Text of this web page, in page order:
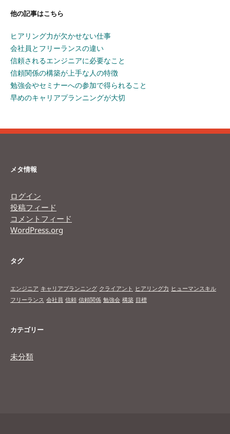
他の記事はこちら
ヒアリング力が欠かせない仕事
会社員とフリーランスの違い
信頼されるエンジニアに必要なこと
信頼関係の構築が上手な人の特徴
勉強会やセミナーへの参加で得られること
早めのキャリアプランニングが大切
メタ情報
ログイン
投稿フィード
コメントフィード
WordPress.org
タグ
エンジニア キャリアプランニング クライアント ヒアリング力 ヒューマンスキル
フリーランス 会社員 信頼 信頼関係 勉強会 構築 目標
カテゴリー
未分類